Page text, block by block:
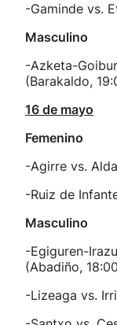
-Gaminde vs.
Masculino
-Azketa-
(Barakaldo,
16 de mayo
Femenino
-Agirre vs.
-Ruiz de
Masculino
-Egiguren-
(Abadiño,
-Lizeaga vs.